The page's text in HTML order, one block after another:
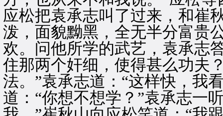
应松把袁承志叫了过来，和崔
泼，面貌黝黑，全无半分富贵
欢。问他所学的武艺，袁承志
住那两个奸细，使得甚么功夫
法。”袁承志道：“这样快，我
道：“你想不想学？”袁承志一